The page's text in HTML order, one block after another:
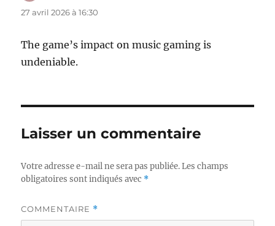
27 avril 2026 à 16:30
The game’s impact on music gaming is
undeniable.
Laisser un commentaire
Votre adresse e-mail ne sera pas publiée. Les champs
obligatoires sont indiqués avec *
COMMENTAIRE *